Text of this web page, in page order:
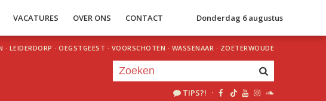
VACATURES OVER ONS CONTACT Donderdag 6 augustus
· LEIDERDORP · OEGSTGEEST · VOORSCHOTEN · WASSENAAR · ZOETERWOUDE
TIPS?! ·